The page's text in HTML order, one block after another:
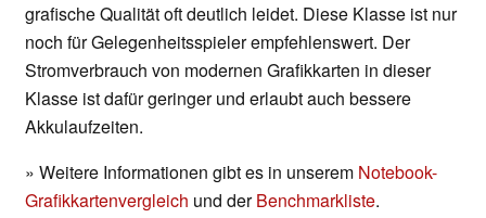
grafische Qualität oft deutlich leidet. Diese Klasse ist nur
noch für Gelegenheitsspieler empfehlenswert. Der
Stromverbrauch von modernen Grafikkarten in dieser
Klasse ist dafür geringer und erlaubt auch bessere
Akkulaufzeiten.
» Weitere Informationen gibt es in unserem Notebook-
Grafikkartenvergleich und derBenchmarkliste.